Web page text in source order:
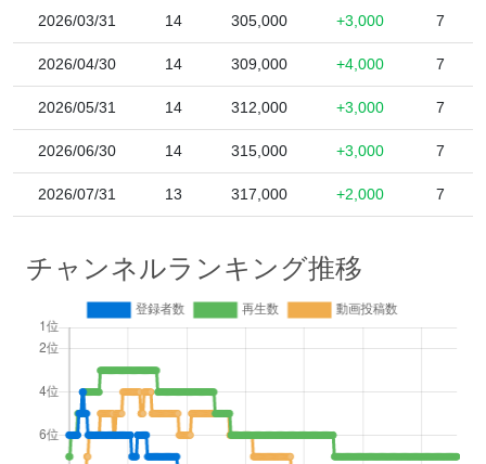
2026/03/31 14 305,000 +3,000 7
2026/04/30 14 309,000 +4,000 7
2026/05/31 14 312,000 +3,000 7
2026/06/30 14 315,000 +3,000 7
2026/07/31 13 317,000 +2,000 7
チャンネルランキング推移